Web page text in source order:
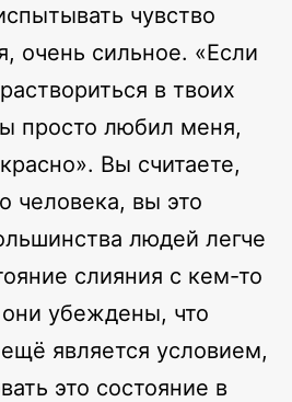
чувство
очень сильное. «Если
в твоих
просто любил меня,
Вы считаете,
человека, вы это
людей легче
слияния с кем-то
убеждены, что
является условием,
это состояние в